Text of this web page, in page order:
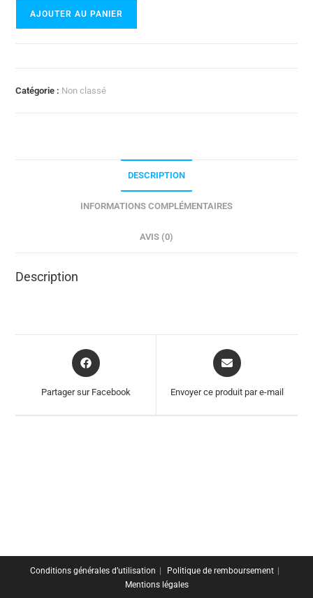
AJOUTER AU PANIER
Catégorie : Non classé
DESCRIPTION
INFORMATIONS COMPLÉMENTAIRES
AVIS (0)
Description
Opens
in
Partager sur Facebook
Opens
in
new
Envoyer ce produit par e-mail
Conditions générales d’utilisation
Politique de remboursement
Mentions légales